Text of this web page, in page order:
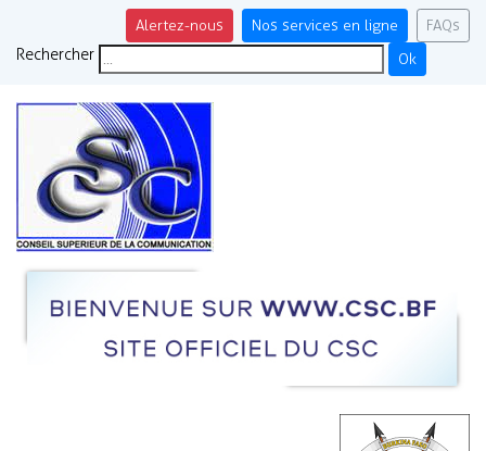
Alertez-nous Nos services en ligne
FAQs
Rechercher
Ok